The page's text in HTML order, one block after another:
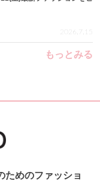
2026.7.15
もっとみる
ためのファッショ